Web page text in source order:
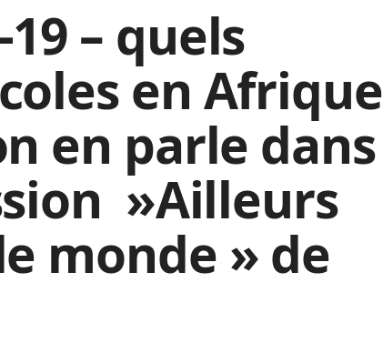
– quels
en Afrique
en parle dans
»Ailleurs
monde » de